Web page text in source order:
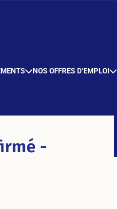
NOS OFFRES D’EMPLOI
-